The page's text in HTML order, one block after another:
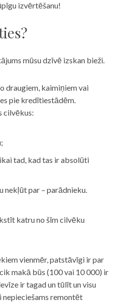
izvērtēšanu!
mūsu dzīvē izskan bieži.
draugiem, kaimiņiem vai
pie kredītiestādēm.
cilvēkus:
tad, kad tas ir absolūti
nekļūt par – parādnieku.
katru no šīm cilvēku
vienmēr, patstāvīgi ir par
makā būs (100 vai 10 000) ir
ir tagad un tūlīt un visu
remontēt